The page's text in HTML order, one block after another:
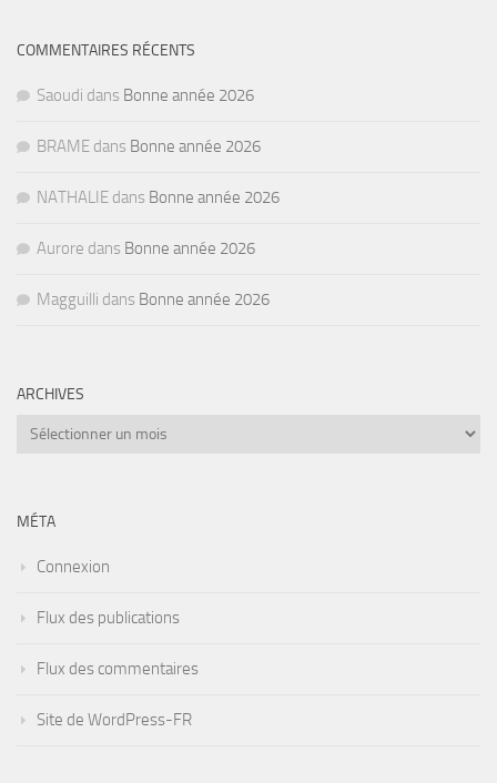
COMMENTAIRES RÉCENTS
Saoudi dans Bonne année 2026
BRAME dans Bonne année 2026
NATHALIE dans Bonne année 2026
Aurore dans Bonne année 2026
Magguilli dans Bonne année 2026
ARCHIVES
Archives
MÉTA
Connexion
Flux des publications
Flux des commentaires
Site de WordPress-FR